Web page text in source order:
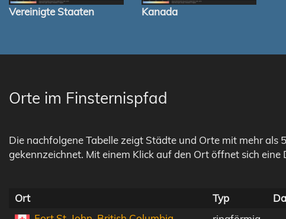
Vereinigte Staaten Kanada
Orte im Finsternispfad
Die nachfolgene Tabelle zeigt Städte und Orte mit mehr
gekennzeichnet. Mit einem Klick auf den Ort öffnet sich
Ort Typ